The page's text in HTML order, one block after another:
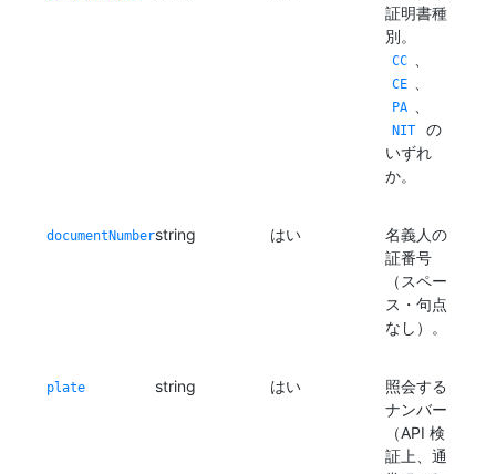
証明書種
別。
CC
CE
PA
NIT
の
いずれ
か。
documentNumberstring はい
名義人の
証番号
（スペー
ス・句点
なし）。
plate string はい
照会する
ナンバー
（API 検
証上、通